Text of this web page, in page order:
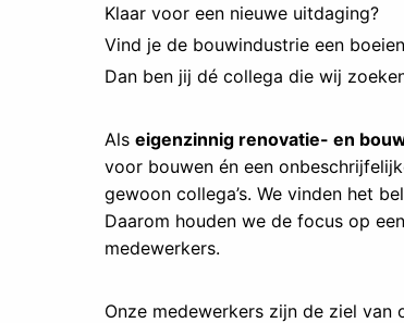
Klaar voor een nieuwe uitdaging?
Vind je de bouwindustrie een
Dan ben jij dé collega die wij
Als eigenzinnig renovatie- en
voor bouwen én een
gewoon collega’s. We vinden het
Daarom houden we de focus op
medewerkers.
Onze medewerkers zijn de ziel